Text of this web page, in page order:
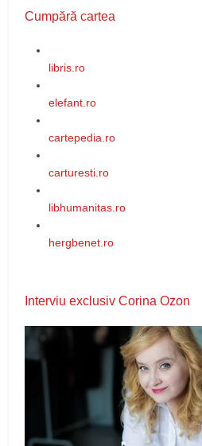
Cumpără cartea
libris.ro
elefant.ro
cartepedia.ro
carturesti.ro
libhumanitas.ro
hergbenet.ro
Interviu exclusiv Corina Ozon